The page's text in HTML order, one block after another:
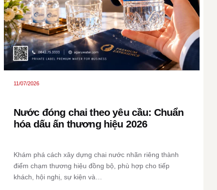
11/07/2026
Nước đóng chai theo yêu cầu: Chuẩn
hóa dấu ấn thương hiệu 2026
Khám phá cách xây dựng chai nước nhãn riêng thành
điểm chạm thương hiệu đồng bộ, phù hợp cho tiếp
khách, hội nghị, sự kiện và…